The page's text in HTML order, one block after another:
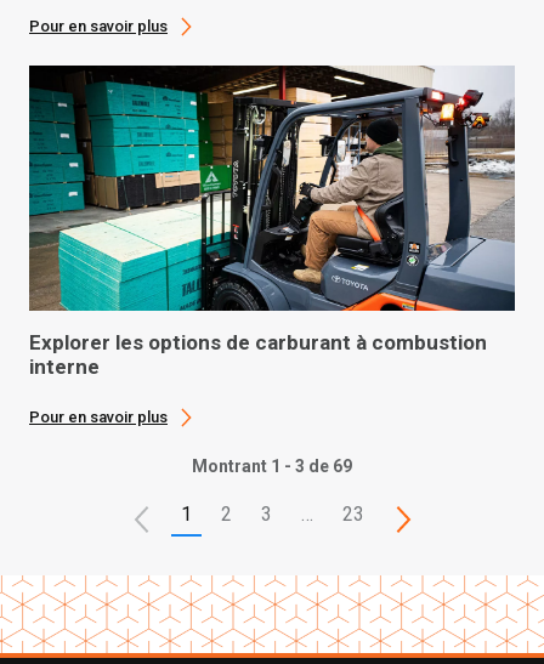
Pour en savoir plus
Explorer les options de carburant à combustion
interne
Pour en savoir plus
Montrant 1 - 3 de 69
1 2 3 23